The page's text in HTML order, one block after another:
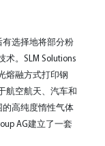
有选择地将部分粉
。SLM Solutions
熔融方式打印钢
航空航天、汽车和
高纯度惰性气体
AG建立了一套